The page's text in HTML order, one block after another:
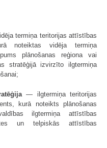
termiņa teritorijas attīstības
noteiktas vidēja termiņa
plānošanas reģiona vai
stratēģijā izvirzīto ilgtermiņa
— ilgtermiņa teritorijas
kurā noteikts plānošanas
ilgtermiņa attīstības
un telpiskās attīstības